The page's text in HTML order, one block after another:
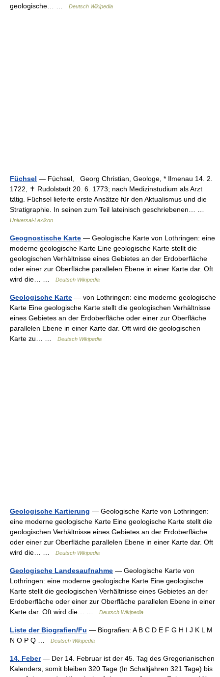
geologische… …
Deutsch Wikipedia
Füchsel — Fụ̈chsel, Georg Christian, Geologe, * Ilmenau 14. 2.
1722, ✝ Rudolstadt 20. 6. 1773; nach Medizinstudium als Arzt
tätig. Füchsel lieferte erste Ansätze für den Aktualismus und die
Stratigraphie. In seinen zum Teil lateinisch geschriebenen… …
Universal-Lexikon
Geognostische Karte — Geologische Karte von Lothringen: eine
moderne geologische Karte Eine geologische Karte stellt die
geologischen Verhältnisse eines Gebietes an der Erdoberfläche
oder einer zur Oberfläche parallelen Ebene in einer Karte dar. Oft
wird die… …
Deutsch Wikipedia
Geologische Karte — von Lothringen: eine moderne geologische
Karte Eine geologische Karte stellt die geologischen Verhältnisse
eines Gebietes an der Erdoberfläche oder einer zur Oberfläche
parallelen Ebene in einer Karte dar. Oft wird die geologischen
Karte zu… …
Deutsch Wikipedia
Geologische Kartierung — Geologische Karte von Lothringen:
eine moderne geologische Karte Eine geologische Karte stellt die
geologischen Verhältnisse eines Gebietes an der Erdoberfläche
oder einer zur Oberfläche parallelen Ebene in einer Karte dar. Oft
wird die… …
Deutsch Wikipedia
Geologische Landesaufnahme — Geologische Karte von
Lothringen: eine moderne geologische Karte Eine geologische
Karte stellt die geologischen Verhältnisse eines Gebietes an der
Erdoberfläche oder einer zur Oberfläche parallelen Ebene in einer
Karte dar. Oft wird die… …
Deutsch Wikipedia
Liste der Biografien/Fu — Biografien: A B C D E F G H I J K L M
N O P Q …
Deutsch Wikipedia
14. Feber— Der 14. Februar ist der 45. Tag des Gregorianischen
Kalenders, somit bleiben 320 Tage (In Schaltjahren 321 Tage) bis